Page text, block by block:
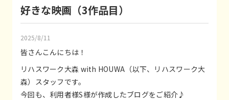
好きな映画（3作品目）
2025/8/11
皆さんこんにちは！
リハスワーク大森 with HOUWA（以下、リハスワーク大
森）スタッフです。
今回も、利用者様S様が作成したブログをご紹介♪